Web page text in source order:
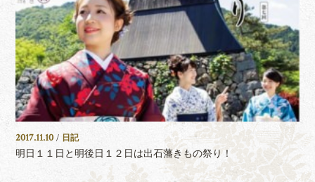
2017.11.10 / 日記
明日１１日と明後日１２日は出石藩きもの祭り！